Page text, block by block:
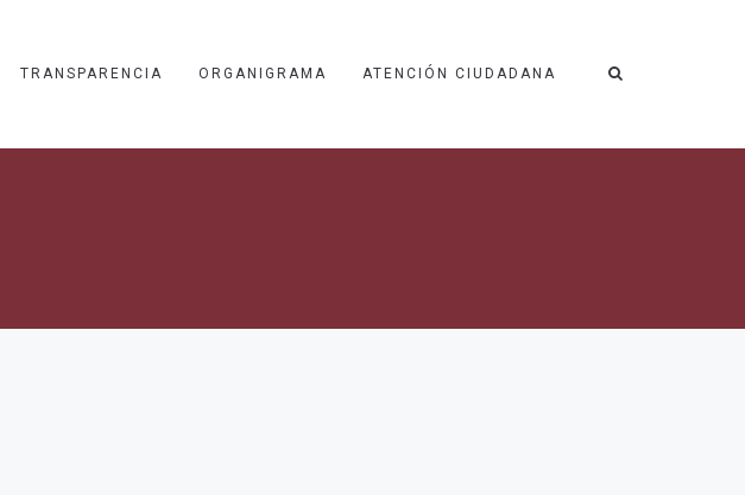
TRANSPARENCIA ORGANIGRAMA ATENCIÓN CIUDADANA